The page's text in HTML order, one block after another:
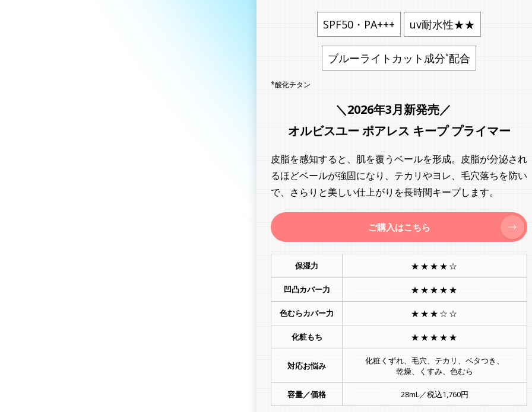
SPF50・PA+++ uv耐水性★★
ブルーライトカット成分*配合
*酸化チタン
＼2026年3月新発売／
オルビスユー ポアレス キープ プライマー
皮脂を感知すると、肌を覆うベールを形成。皮脂が分泌され
るほどベールが強固になり、テカリやヨレ、毛穴落ちを防い
で、さらりと美しい仕上がりを長時間キープします。
ご購入はこちら
保湿力 ★★★★☆
凹凸カバー力 ★★★★★
色むらカバー力 ★★★☆☆
化粧もち ★★★★★
対応お悩み
化粧くずれ、毛穴、テカリ、ベタつき、
乾燥、くすみ、色むら
容量／価格 28mL／税込1,760円